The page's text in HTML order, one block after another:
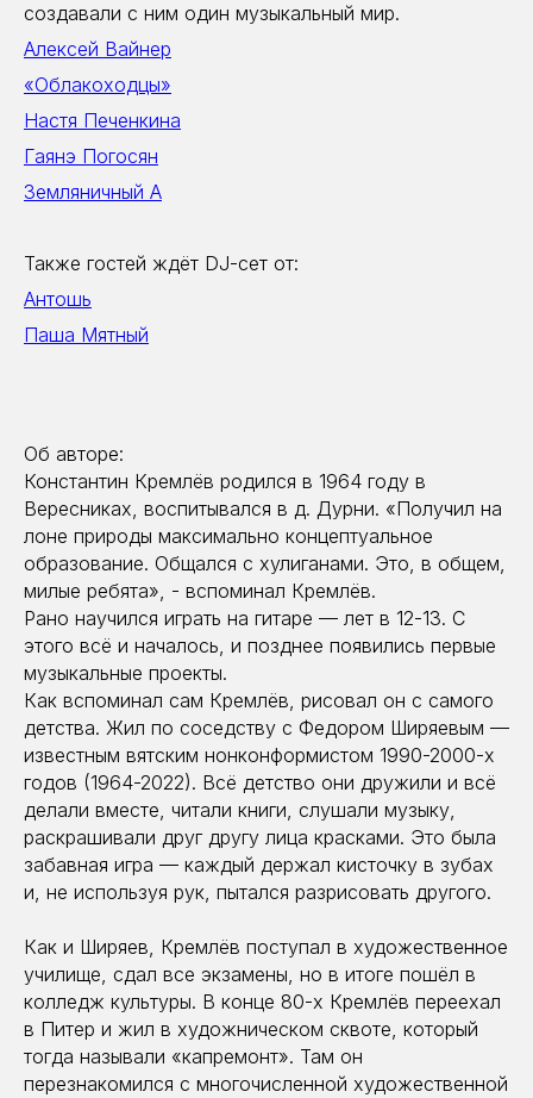
создавали с ним один музыкальный мир.
Алексей Вайнер
«Облакоходцы»
Настя Печенкина
Гаянэ Погосян
Земляничный А
Также гостей ждёт DJ-сет от:
Антошь
Паша Мятный
Об авторе:
Константин Кремлёв родился в 1964 году в
Вересниках, воспитывался в д. Дурни. «Получил на
лоне природы максимально концептуальное
образование. Общался с хулиганами. Это, в общем,
милые ребята», - вспоминал Кремлёв.
Рано научился играть на гитаре — лет в 12-13. С
этого всё и началось, и позднее появились первые
музыкальные проекты.
Как вспоминал сам Кремлёв, рисовал он с самого
детства. Жил по соседству с Федором Ширяевым —
известным вятским нонконформистом 1990-2000-х
годов (1964-2022). Всё детство они дружили и всё
делали вместе, читали книги, слушали музыку,
раскрашивали друг другу лица красками. Это была
забавная игра — каждый держал кисточку в зубах
и, не используя рук, пытался разрисовать другого.
Как и Ширяев, Кремлёв поступал в художественное
училище, сдал все экзамены, но в итоге пошёл в
колледж культуры. В конце 80-х Кремлёв переехал
в Питер и жил в художническом сквоте, который
тогда называли «капремонт». Там он
перезнакомился с многочисленной художественной